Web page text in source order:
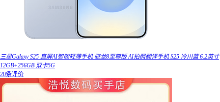
三星Galaxy S25 直屏AI智能轻薄手机 骁龙8至尊版 AI拍照翻译手机 S25 冷川蓝 6.2英寸
12GB+256GB 双卡5G
20条评价